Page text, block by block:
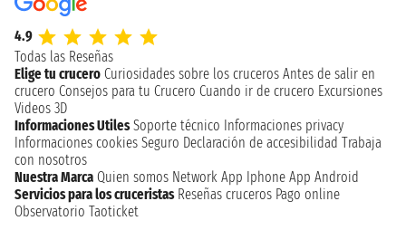
4.9
Todas las Reseñas
Elige tu crucero Curiosidades sobre los cruceros Antes de salir en
crucero Consejos para tu Crucero Cuando ir de crucero Excursiones
Videos 3D
Informaciones Utiles Soporte técnico Informaciones privacy
Informaciones cookies Seguro Declaración de accesibilidad Trabaja
con nosotros
Nuestra Marca Quien somos Network App Iphone App Android
Servicios para los cruceristas Reseñas cruceros Pago online
Observatorio Taoticket